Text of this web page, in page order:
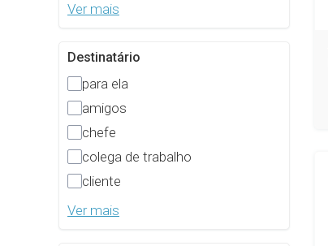
Ver mais
Destinatário
para ela
amigos
chefe
colega de trabalho
cliente
Ver mais